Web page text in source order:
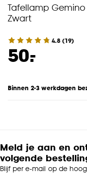
Tafellamp Gemino
Zwart
4.8 (19)
50.
-
Binnen 2-3 werkdagen
Meld je aan en
volgende
Blijf per e-mail op de